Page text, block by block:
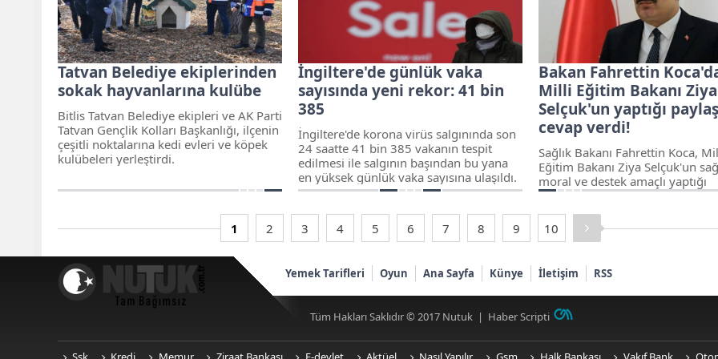
aylık tavan artışları yüzde 1,5 olarak
belirlendi.
Tatvan Belediye ekiplerinden
sokak hayvanlarına kulübe
Bitlis Tatvan Belediye ekipleri ve AK Parti
Tatvan Gençlik Kolları Başkanlığı, ilçenin
çeşitli noktalarına kedi evleri ve köpek
kulübeleri yerleştirdi.
İngiltere'de günlük vaka
sayısında yeni rekor: 41 bin
385
İngiltere'de korona virüs salgınında son
24 saatte 41 bin 385 vakanın tespit
edilmesi ile salgının başından bu yana
en yüksek günlük vaka sayısına ulaşıldı.
Bakan Fahrettin
Milli Eğitim Bakanı Ziya
Selçuk'un yaptığı
cevap verdi!
Sağlık Bakanı Fahrettin Koca,
Eğitim Bakanı Ziya Selçuk'un
moral ve destek amaçlı yaptığı
paylaşımına cevap verdi. Bakan
eğitimin eseridir. Nazik mesajları
sebebiyle Bakan Arkadaşım Prof.
camiamıza teşekkür ederiz" dedi.
1 2 3 4 5 6 7 8 9 10
Yemek Tarifleri Oyun Ana Sayfa Künye İletişim RSS
Tüm Hakları Saklıdır © 2017 Nutuk | Haber Scripti